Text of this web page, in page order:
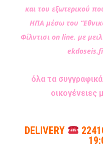
και του εξωτερικού
ΗΠΑ μέσω του
Φίλντισι on line, με
όλα τα
οικογένειες
DELIVERY